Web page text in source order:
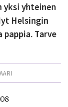
yksi yhteinen
Helsingin
Tarve